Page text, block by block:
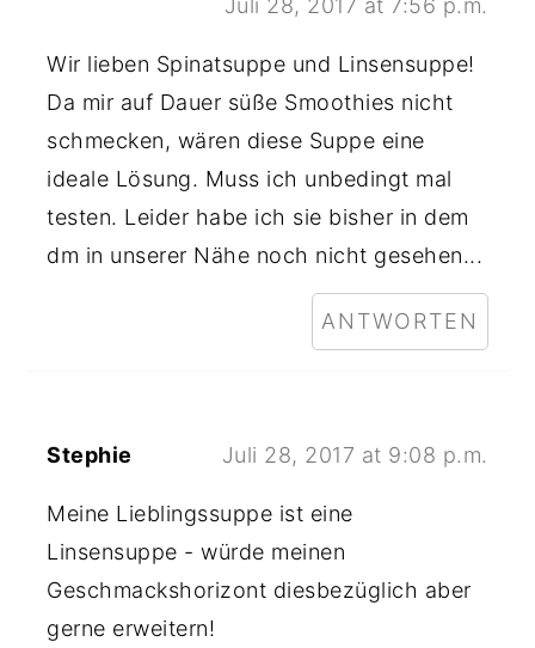
Juli 28, 2017 at 7:56 p.m.
Wir lieben Spinatsuppe und Linsensuppe!
Da mir auf Dauer süße Smoothies nicht
schmecken, wären diese Suppe eine
ideale Lösung. Muss ich unbedingt mal
testen. Leider habe ich sie bisher in dem
dm in unserer Nähe noch nicht gesehen...
ANTWORTEN
Stephie Juli 28, 2017 at 9:08 p.m.
Meine Lieblingssuppe ist eine
Linsensuppe - würde meinen
Geschmackshorizont diesbezüglich aber
gerne erweitern!